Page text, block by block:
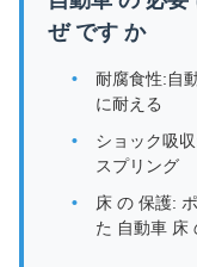
ぜ です か
耐腐食性:自
に耐える
ショック吸
スプリング
床 の 保護:
た 自動車 床